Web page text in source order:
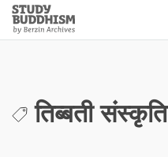
Close
Study
Buddhism
तिब्बती संस्कृति